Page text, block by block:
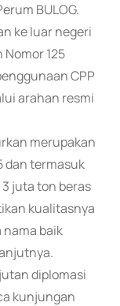
BULOG.
ke luar negeri
125
CPP
arahan resmi
merupakan
dan termasuk
juta ton beras
kualitasnya
nama baik
diplomasi
kunjungan